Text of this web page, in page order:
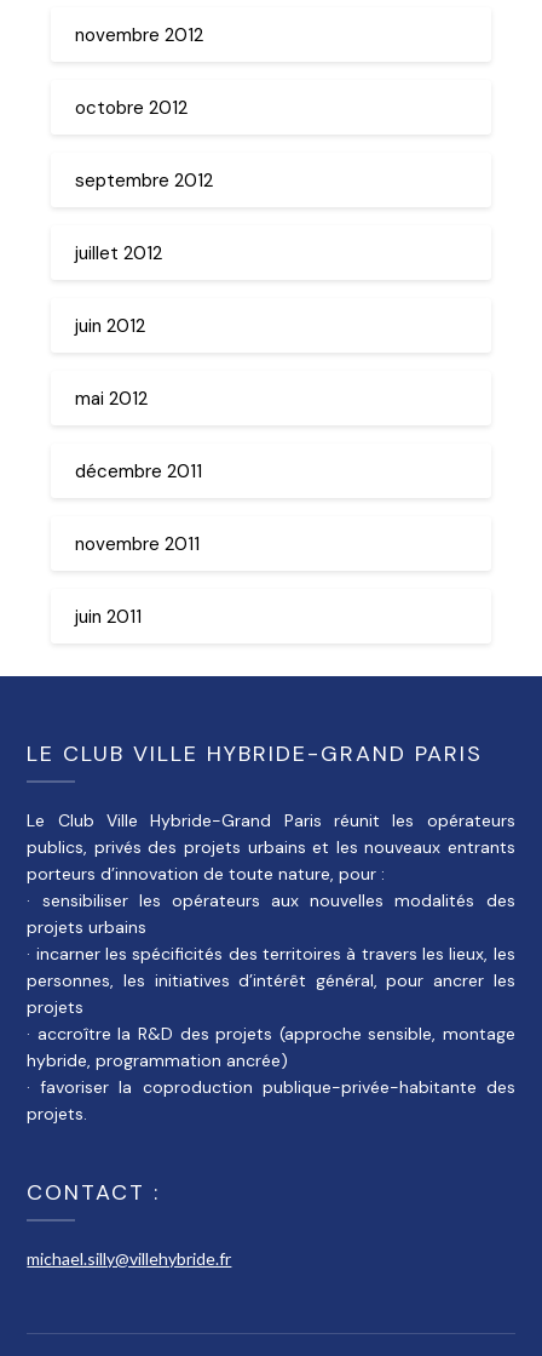
novembre 2012
octobre 2012
septembre 2012
juillet 2012
juin 2012
mai 2012
décembre 2011
novembre 2011
juin 2011
LE CLUB VILLE HYBRIDE-GRAND PARIS
Le Club Ville Hybride-Grand Paris réunit les opérateurs
publics, privés des projets urbains et les nouveaux entrants
porteurs d’innovation de toute nature, pour :
· sensibiliser les opérateurs aux nouvelles modalités des
projets urbains
· incarner les spécificités des territoires à travers les lieux, les
personnes, les initiatives d’intérêt général, pour ancrer les
projets
· accroître la R&D des projets (approche sensible, montage
hybride, programmation ancrée)
· favoriser la coproduction publique-privée-habitante des
projets.
CONTACT :
michael.silly@villehybride.fr